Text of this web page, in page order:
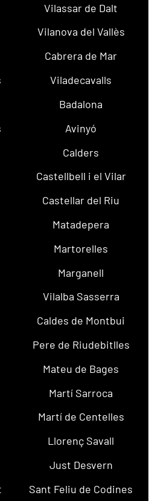
Vilassar de Dalt
Vilanova del Vallès
Cabrera de Mar
Viladecavalls
Badalona
Avinyó
Calders
Castellbell i el Vilar
Castellar del Riu
Matadepera
Martorelles
Marganell
Vilalba Sasserra
Caldes de Montbui
Pere de Riudebitlles
Mateu de Bages
Martí Sarroca
Martí de Centelles
Llorenç Savall
Just Desvern
Sant Feliu de Codines